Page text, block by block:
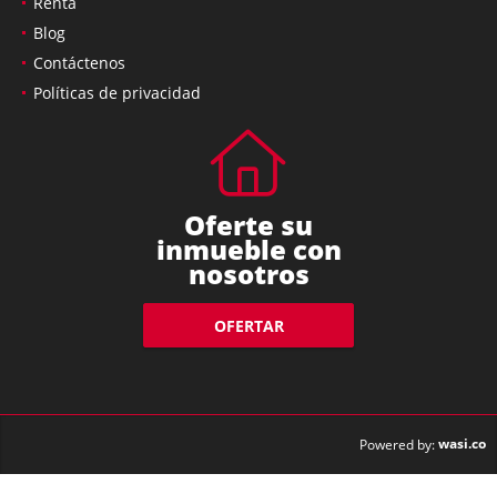
Blog
Contáctenos
Políticas de privacidad
Oferte su
inmueble con
nosotros
OFERTAR
Powered by:wasi.co